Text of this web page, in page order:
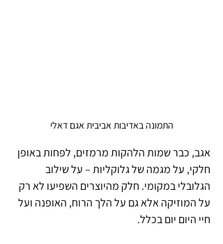
התמונה באדיבות אביבית אגם דאלי
אגב, כבר שמות הלהקות מרמזים, לפחות באופן
חלקי, על מגמה של גלוקליות – על שילוב
הגלובלי במקומי. חלק מהיוצרים השפיעו לא רק
על המוזיקה אלא גם על הלך הרוח, האופנה ועל
חיי היום יום בכלל.